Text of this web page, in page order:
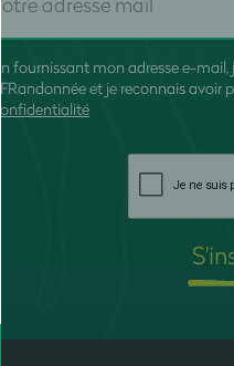
En fournissant mon adresse e-
FFRandonnée et je reconnais avoir
confidentialité